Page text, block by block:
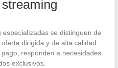
se distinguen de
dirigida y de alta calidad.
responden a necesidades
exclusivos.